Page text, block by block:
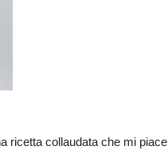
ricetta collaudata che mi piace